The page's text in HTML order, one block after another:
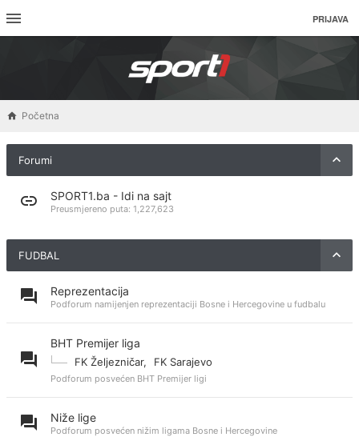
PRIJAVA
Početna
Forumi
SPORT1.ba - Idi na sajt
Preusmjereno puta: 1,227,623
FUDBAL
Reprezentacija
Podforum namijenjen reprezentaciji Bosne i Hercegovine u fudbalu
BHT Premijer liga
FK Željezničar, FK Sarajevo
Podforum posvećen BHT Premijer ligi
Niže lige
Podforum posvećen nižim ligama Bosne i Hercegovine